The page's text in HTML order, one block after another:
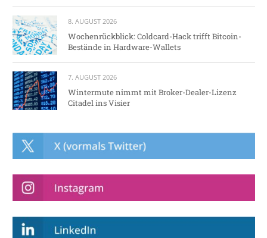
8. AUGUST 2026
Wochenrückblick: Coldcard-Hack trifft Bitcoin-
Bestände in Hardware-Wallets
7. AUGUST 2026
Wintermute nimmt mit Broker-Dealer-Lizenz
Citadel ins Visier